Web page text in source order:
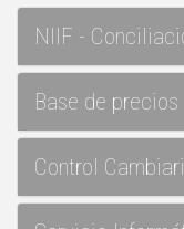
NIIF -
Base de precios
Control